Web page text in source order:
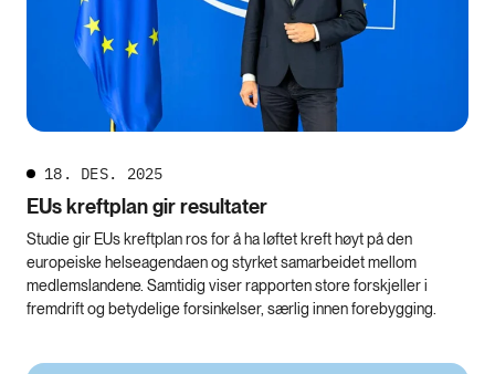
18. DES. 2025
EUs kreftplan gir resultater
Studie gir EUs kreftplan ros for å ha løftet kreft høyt på den
europeiske helseagendaen og styrket samarbeidet mellom
medlemslandene. Samtidig viser rapporten store forskjeller i
fremdrift og betydelige forsinkelser, særlig innen forebygging.